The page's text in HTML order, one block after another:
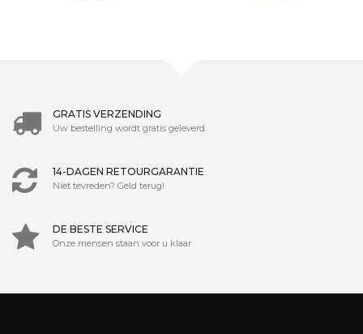
GRATIS VERZENDING
Uw bestelling wordt gratis geleverd.
14-DAGEN RETOURGARANTIE
Niet tevreden? Geld terug!
DE BESTE SERVICE
Onze mensen staan voor u klaar